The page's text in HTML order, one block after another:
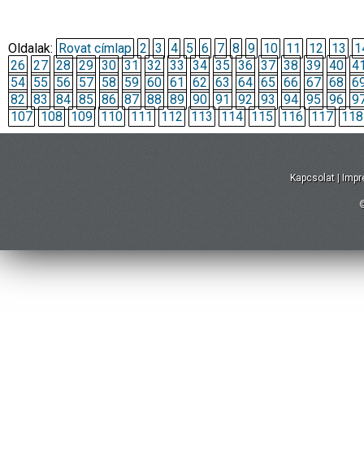
Oldalak: Rovat címlap 2 3 4 5 6 7 8 9 10 11 12 13
26 27 28 29 30 31 32 33 34 35 36 37 38 39 40
54 55 56 57 58 59 60 61 62 63 64 65 66 67 68
82 83 84 85 86 87 88 89 90 91 92 93 94 95 96
107 108 109 110 111 112 113 114 115 116 117 118
Kapcsolat |